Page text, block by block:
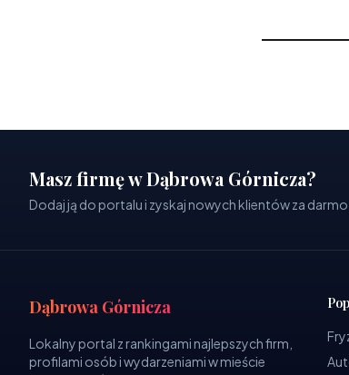
Masz firmę w Dąbrowa Górnicza?
Dodaj ją do portalu i zyskaj nowych klientów za darmo.
Dąbrowa Górnicza
Lokalny portal z rankingami najlepszych firm,
profilami osób i wydarzeniami w mieście